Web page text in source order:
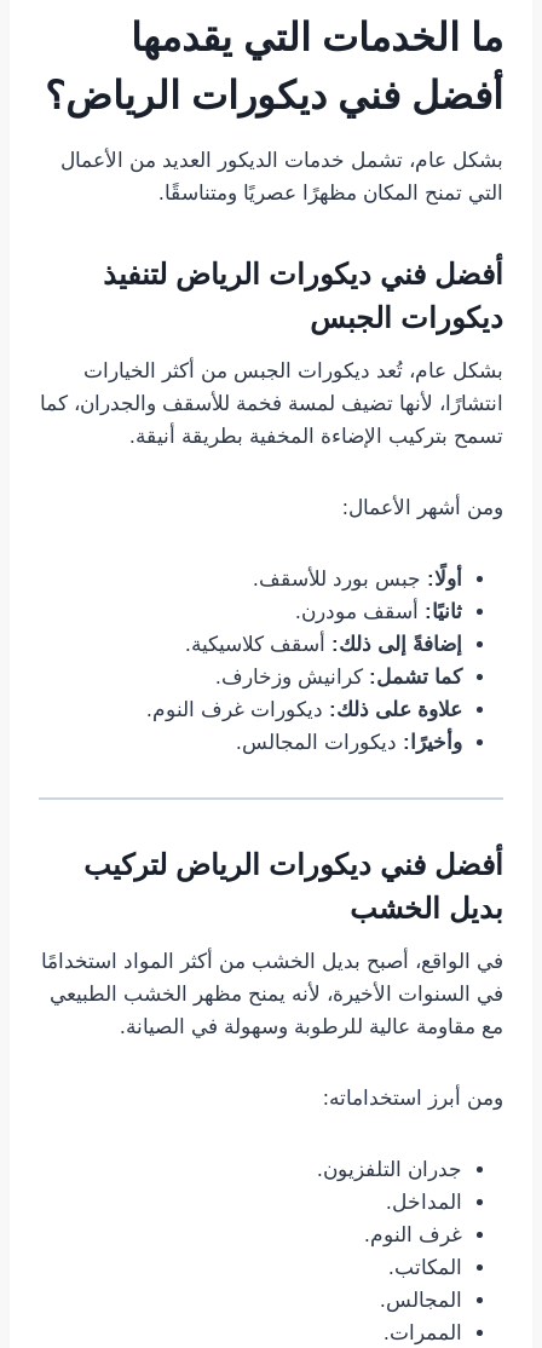
ما الخدمات التي يقدمها
أفضل فني ديكورات الرياض؟
بشكل عام، تشمل خدمات الديكور العديد من الأعمال
التي تمنح المكان مظهرًا عصريًا ومتناسقًا.
أفضل فني ديكورات الرياض لتنفيذ
ديكورات الجبس
بشكل عام، تُعد ديكورات الجبس من أكثر الخيارات
انتشارًا، لأنها تضيف لمسة فخمة للأسقف والجدران، كما
تسمح بتركيب الإضاءة المخفية بطريقة أنيقة.
ومن أشهر الأعمال:
أولًا: جبس بورد للأسقف.
ثانيًا: أسقف مودرن.
إضافةً إلى ذلك: أسقف كلاسيكية.
كما تشمل: كرانيش وزخارف.
علاوة على ذلك: ديكورات غرف النوم.
وأخيرًا: ديكورات المجالس.
أفضل فني ديكورات الرياض لتركيب
بديل الخشب
في الواقع، أصبح بديل الخشب من أكثر المواد استخدامًا
في السنوات الأخيرة، لأنه يمنح مظهر الخشب الطبيعي
مع مقاومة عالية للرطوبة وسهولة في الصيانة.
ومن أبرز استخداماته:
جدران التلفزيون.
المداخل.
غرف النوم.
المكاتب.
المجالس.
الممرات.